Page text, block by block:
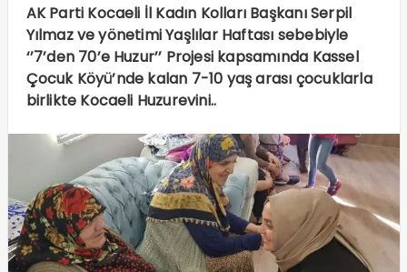
AK Parti Kocaeli İl Kadın Kolları Başkanı Serpil
Yılmaz ve yönetimi Yaşlılar Haftası sebebiyle
‘’7’den 70’e Huzur’’ Projesi kapsamında Kassel
Çocuk Köyü’nde kalan 7-10 yaş arası çocuklarla
birlikte Kocaeli Huzurevini..